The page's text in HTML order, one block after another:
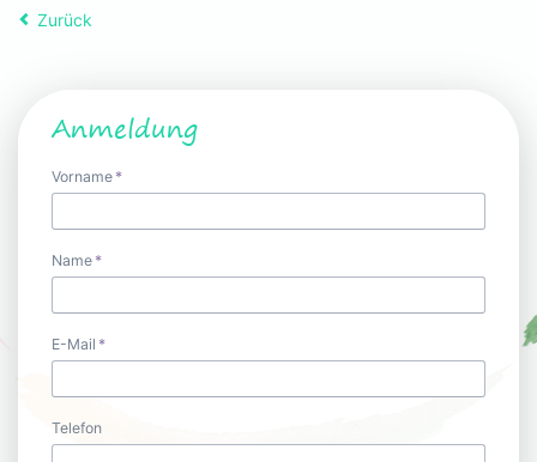
Zurück
Anmeldung
Pflichtfeld
Vorname *
Pflichtfeld
Name *
Pflichtfeld
E-Mail *
Telefon